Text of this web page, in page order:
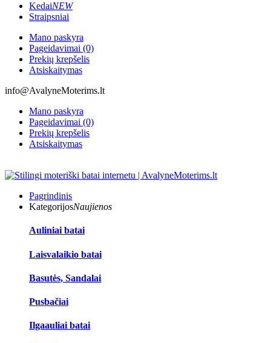
KedaiNEW
Straipsniai
Mano paskyra
Pageidavimai (0)
Prekių krepšelis
Atsiskaitymas
info@AvalyneMoterims.lt
Mano paskyra
Pageidavimai (0)
Prekių krepšelis
Atsiskaitymas
Pagrindinis
KategorijosNaujienos
Auliniai batai
Laisvalaikio batai
Basutės, Sandalai
Pusbačiai
Ilgaauliai batai